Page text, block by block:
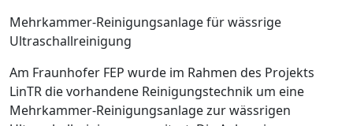
Mehrkammer-­Reinigungsanlage für wässrige
Ultraschallreinigung
Am Fraunhofer FEP wurde im Rahmen des Projekts
LinTR die vorhandene Reinigungstechnik um eine
Mehrkammer-Reinigungsanlage zur wässrigen